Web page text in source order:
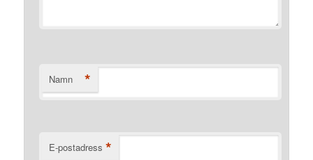
Namn *
E-postadress *